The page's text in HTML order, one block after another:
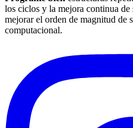
los ciclos y la mejora continua de
mejorar el orden de magnitud de
computacional.